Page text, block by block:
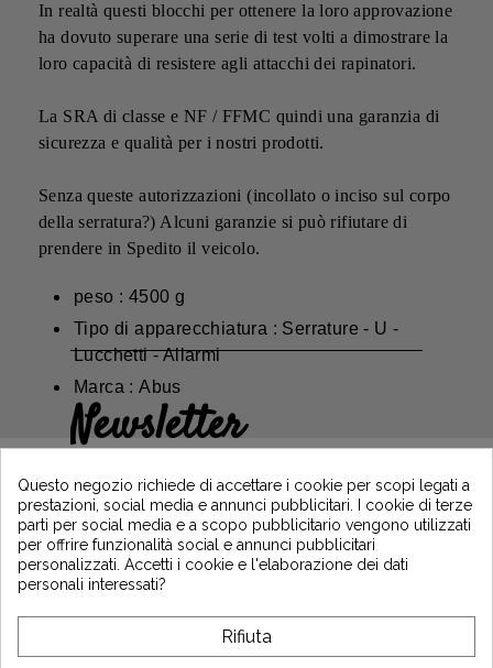
In realtà questi blocchi per ottenere la loro approvazione
ha dovuto superare una serie di test volti a dimostrare la
loro capacità di resistere agli attacchi dei rapinatori.
La SRA di classe e NF / FFMC quindi una garanzia di
sicurezza e qualità per i nostri prodotti.
Senza queste autorizzazioni (incollato o inciso sul corpo
della serratura?) Alcuni garanzie si può rifiutare di
prendere in Spedito il veicolo.
peso : 4500 g
Tipo di apparecchiatura : Serrature - U -
Lucchetti - Allarmi
Marca : Abus
Newsletter
iscrivendoti e resta informato sulle ultime
notizie di Vintage Motors
*Dès 99€ d'achat. En vous abonnant à notre newsletter, vous reconnaissez avoir pris
l'acceptez.
A PROPOSITO DI VINTAGE
Questo negozio richiede di accettare i cookie per scopi legati a
prestazioni, social media e annunci pubblicitari. I cookie di terze
parti per social media e a scopo pubblicitario vengono utilizzati
per offrire funzionalità social e annunci pubblicitari
personalizzati. Accetti i cookie e l'elaborazione dei dati
personali interessati?
Rifiuta